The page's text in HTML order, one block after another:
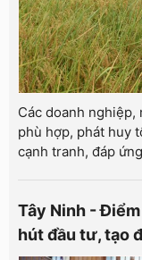
Các doanh
phù hợp, phát huy
cạnh tranh, đáp
Tây Ninh -
hút đầu tư, tạo